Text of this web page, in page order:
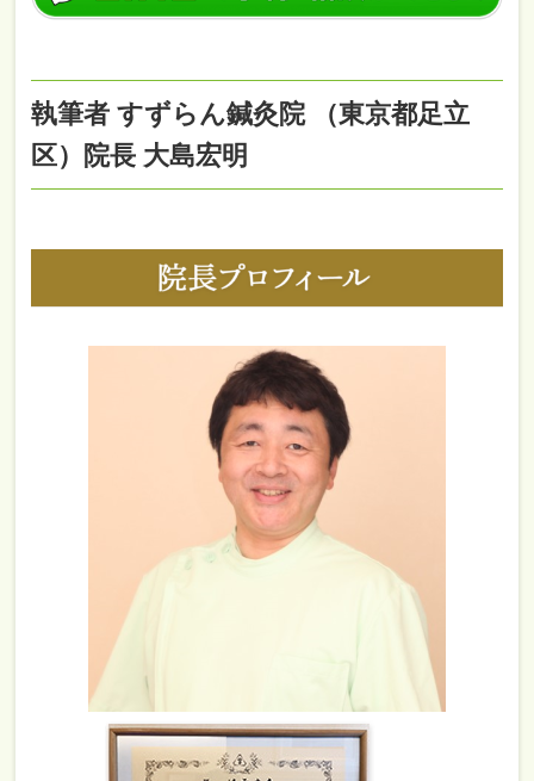
執筆者 すずらん鍼灸院 （東京都足立
区）院長 大島宏明